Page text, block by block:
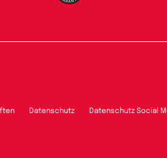
Datenschutz Datenschutz Social